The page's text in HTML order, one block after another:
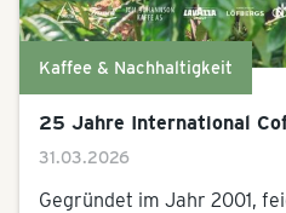
Kaffee & Nachhaltigkeit
25 Jahre International
31.03.2026
Gegründet im Jahr 2001,